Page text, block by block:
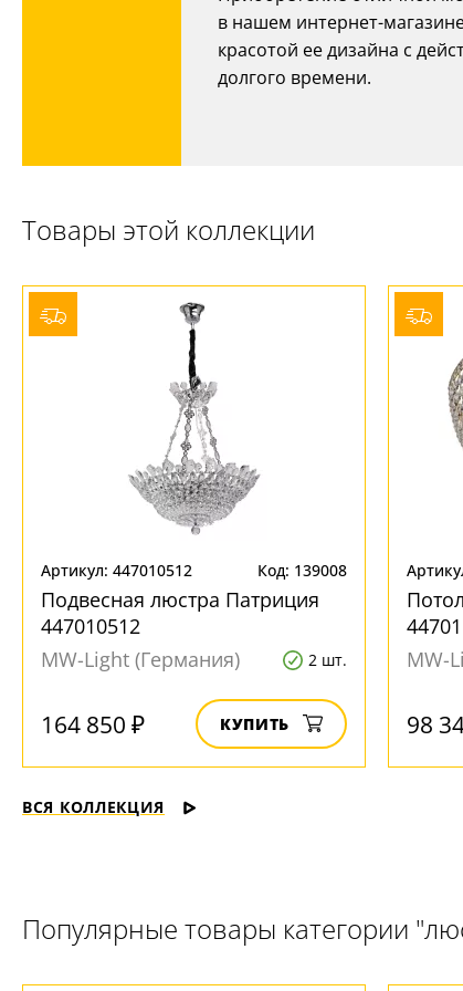
в нашем интернет-
красотой ее дизайна с
долгого времени.
Товары этой коллекции
Артикул: 447010512 Код: 139008
Подвесная люстра Патриция
447010512
MW-Light (Германия)
2 шт.
164 850 ₽ КУПИТЬ
MW-
98
ВСЯ КОЛЛЕКЦИЯ
Популярные товары категории